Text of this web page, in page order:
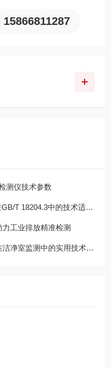
15866811287
测仪技术参数
18204.3中的技术适配性分析
工业排放精准检测
室监测中的实用技术解析